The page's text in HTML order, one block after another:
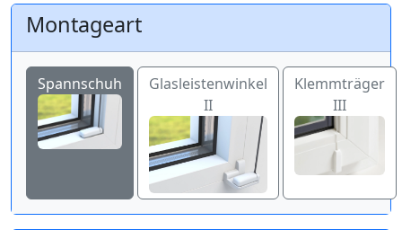
Montageart
Spannschuh
Glasleistenwinkel
II
Klemmträger
III